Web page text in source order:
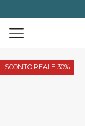
SCONTO REALE 30%